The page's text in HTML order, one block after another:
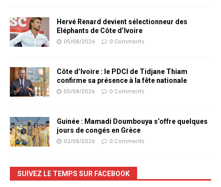
Hervé Renard devient sélectionneur des
Eléphants de Côte d’Ivoire
05/08/2026 0 Comments
Côte d’Ivoire : le PDCI de Tidjane Thiam
confirme sa présence à la fête nationale
05/08/2026 0 Comments
Guinée : Mamadi Doumbouya s’offre quelques
jours de congés en Grèce
02/08/2026 0 Comments
SUIVEZ LE TEMPS SUR FACEBOOK